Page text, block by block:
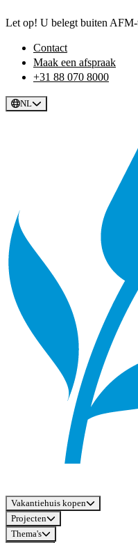
Let op! U belegt buiten
Contact
Maak een afspraak
+31 88 070 8000
NL
Vakantiehuis kopen
Projecten
Thema's